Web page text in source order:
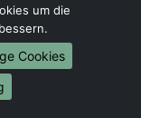
am Main
um die
Cookies